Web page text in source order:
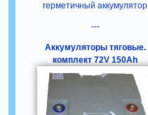
герметичный аккумулятор
---
Аккумуляторы тяговые.
комплект 72V 150Ah